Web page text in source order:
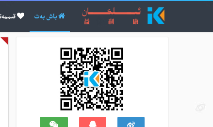
باش بەت